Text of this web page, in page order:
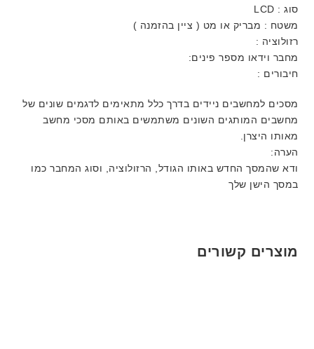
סוג : LCD
משטח : מבריק או מט ( ציין בהזמנה )
רזולוציה :
מחבר וידאו מספר פינים:
חיבורים :
מסכים למחשבים ניידים בדרך כלל מתאימים לדגמים שונים של
מחשבים המותגים השונים משתמשים באותם מסכי מחשב
מאותו היצרן.
הערה:
ודא שהמסך החדש באותו הגודל, הרזולוציה, וסוג המחבר כמו
במסך הישן שלך
מוצרים קשורים